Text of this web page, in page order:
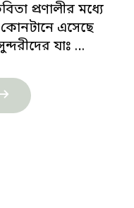
প্রণালীর মধ্যে
এসেছে
যাঃ …
"বারীন